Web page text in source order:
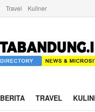
Travel Kuliner
BERITA TRAVEL